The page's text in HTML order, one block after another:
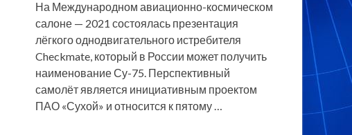
На Международном авиационно-космическом
салоне — 2021 состоялась презентация
лёгкого однодвигательного истребителя
Checkmate, который в России может получить
наименование Су-75. Перспективный
самолёт является инициативным проектом
ПАО «Сухой» и относится к пятому …